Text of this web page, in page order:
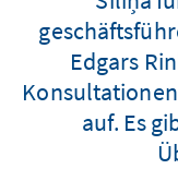
Edgars
auf. Es